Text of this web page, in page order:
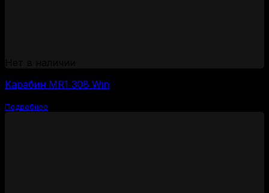
Карабин MR1 308 Win
Подробнее